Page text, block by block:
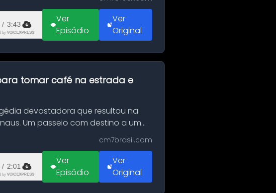
/ 3:43
by VOICEXPRESS
Ver
Episódio
Ver
Original
tomar café na estrada e
devastadora que resultou na
Um passeio com destino a um
cm7brasil.com
/ 2:01
by VOICEXPRESS
Ver
Episódio
Ver
Original